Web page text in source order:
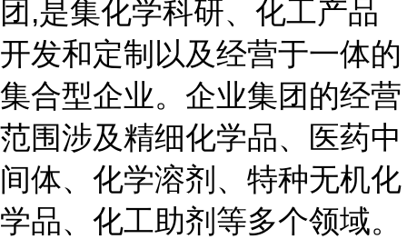
团,是集化学科研、化工产品
开发和定制以及经营于一体的
集合型企业。企业集团的经营
范围涉及精细化学品、医药中
间体、化学溶剂、特种无机化
学品、化工助剂等多个领域。